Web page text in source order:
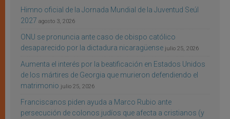
Himno oficial de la Jornada Mundial de la Juventud Seúl
2027 agosto 3, 2026
ONU se pronuncia ante caso de obispo católico
desaparecido por la dictadura nicaragüense julio 25, 2026
Aumenta el interés por la beatificación en Estados Unidos
de los mártires de Georgia que murieron defendiendo el
matrimonio julio 25, 2026
Franciscanos piden ayuda a Marco Rubio ante
persecución de colonos judíos que afecta a cristianos (y